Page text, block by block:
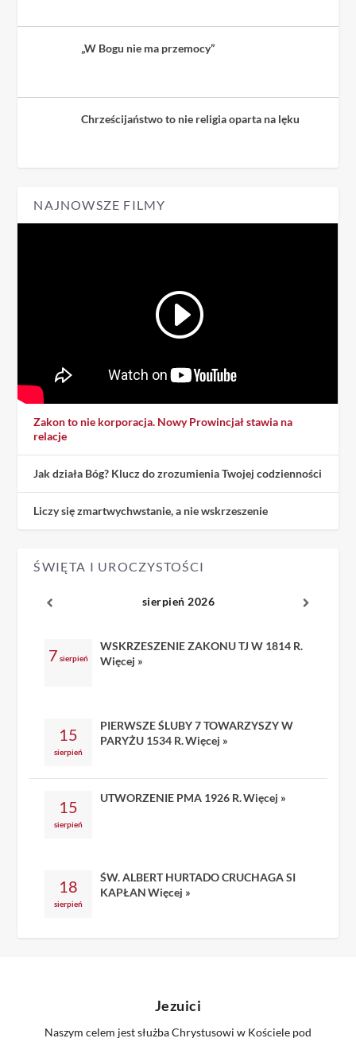
„W Bogu nie ma przemocy”
Chrześcijaństwo to nie religia oparta na lęku
NAJNOWSZE FILMY
Zakon to nie korporacja. Nowy Prowincjał stawia na
relacje
Jak działa Bóg? Klucz do zrozumienia Twojej codzienności
Liczy się zmartwychwstanie, a nie wskrzeszenie
ŚWIĘTA I UROCZYSTOŚCI
sierpień 2026
7 sierpień
WSKRZESZENIE ZAKONU TJ W 1814 R.
Więcej »
15
sierpień
PIERWSZE ŚLUBY 7 TOWARZYSZY W
PARYŻU 1534 R.Więcej »
15
sierpień
UTWORZENIE PMA 1926 R.Więcej »
18
sierpień
ŚW. ALBERT HURTADO CRUCHAGA SI
KAPŁAN Więcej »
Jezuici
Naszym celem jest służba Chrystusowi w Kościele pod